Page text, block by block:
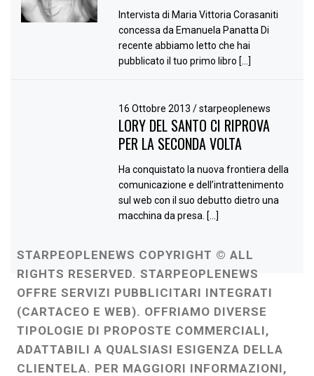
Intervista di Maria Vittoria Corasaniti
concessa da Emanuela Panatta Di
recente abbiamo letto che hai
pubblicato il tuo primo libro […]
16 Ottobre 2013/ starpeoplenews
LORY DEL SANTO CI RIPROVA
PER LA SECONDA VOLTA
Ha conquistato la nuova frontiera della
comunicazione e dell’intrattenimento
sul web con il suo debutto dietro una
macchina da presa. […]
STARPEOPLENEWS COPYRIGHT © ALL
RIGHTS RESERVED. STARPEOPLENEWS
OFFRE SERVIZI PUBBLICITARI INTEGRATI
(CARTACEO E WEB). OFFRIAMO DIVERSE
TIPOLOGIE DI PROPOSTE COMMERCIALI,
ADATTABILI A QUALSIASI ESIGENZA DELLA
CLIENTELA. PER MAGGIORI INFORMAZIONI,